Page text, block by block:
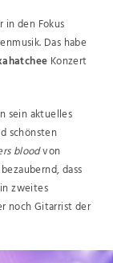
in den Fokus
Das habe
Konzert
sein aktuelles
schönsten
bloodvon
dass
zweites
noch Gitarrist der